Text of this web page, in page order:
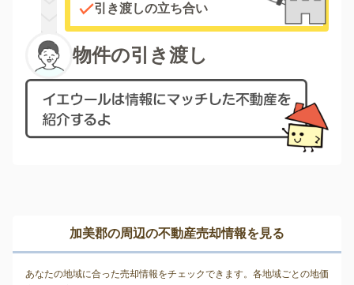
引き渡しの立ち合い
物件の引き渡し
加美郡の周辺の不動産売却情報を見る
あなたの地域に合った売却情報をチェックできます。各地域ごとの地価